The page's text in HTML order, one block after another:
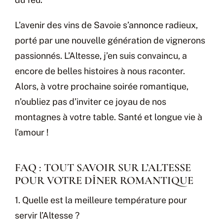
L’avenir des vins de Savoie s’annonce radieux,
porté par une nouvelle génération de vignerons
passionnés. L’Altesse, j’en suis convaincu, a
encore de belles histoires à nous raconter.
Alors, à votre prochaine soirée romantique,
n’oubliez pas d’inviter ce joyau de nos
montagnes à votre table. Santé et longue vie à
l’amour !
FAQ : TOUT SAVOIR SUR L’ALTESSE
POUR VOTRE DÎNER ROMANTIQUE
1. Quelle est la meilleure température pour
servir l’Altesse ?